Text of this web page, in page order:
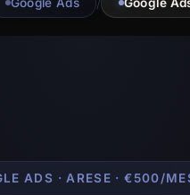
ADS · ARESE · €500/